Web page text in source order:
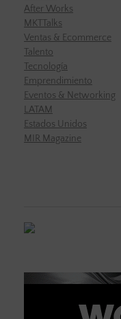
After Works
MKTTalks
Ventas & Ecommerce
Talento
Tecnología
Emprendimiento
Eventos & Networking
LATAM
Estados Unidos
MIR Magazine